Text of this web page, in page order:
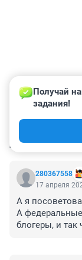
280367558
Получай
задания!
17 апреля
А я
А
блогеры, и так